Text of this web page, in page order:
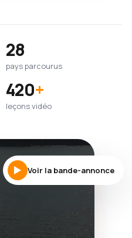
28
pays parcourus
420+
leçons vidéo
Voir la bande-annonce